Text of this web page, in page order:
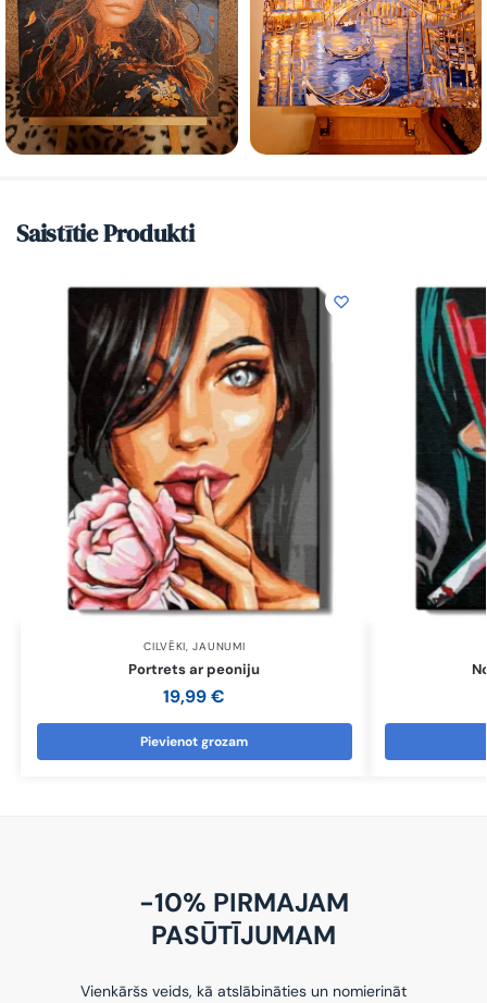
Saistītie Produkti
CILVĒKI,JAUNUMI
Portrets ar peoniju
19,99€
Pievienot grozam
-10% PIRMAJAM
PASŪTĪJUMAM
Vienkāršs veids, kā atslābināties un nomierināt